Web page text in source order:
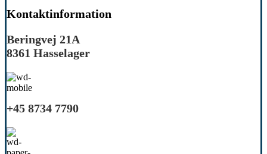
Kontaktinformation
Beringvej 21A
8361 Hasselager
+45 8734 7790